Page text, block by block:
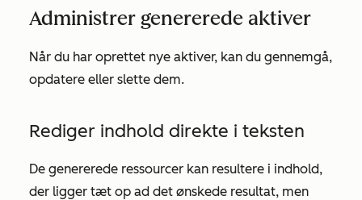
Administrer genererede aktiver
Når du har oprettet nye aktiver, kan du gennemgå,
opdatere eller slette dem.
Rediger indhold direkte i teksten
De genererede ressourcer kan resultere i indhold,
der ligger tæt op ad det ønskede resultat, men